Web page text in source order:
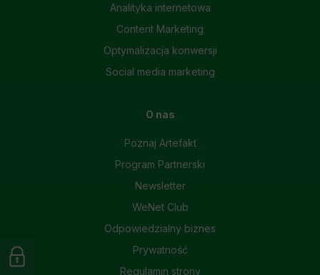
Analityka internetowa
Content Marketing
Optymalizacja konwersji
Social media marketing
O nas
Poznaj Artefakt
Program Partnerski
Newsletter
WeNet Club
Odpowiedzialny biznes
Prywatność
Regulamin strony